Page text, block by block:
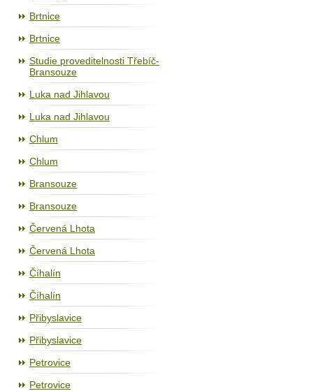
Brtnice
Brtnice
Studie proveditelnosti Třebíč-
Bransouze
Luka nad Jihlavou
Luka nad Jihlavou
Chlum
Chlum
Bransouze
Bransouze
Červená Lhota
Červená Lhota
Číhalín
Číhalín
Přibyslavice
Přibyslavice
Petrovice
Petrovice